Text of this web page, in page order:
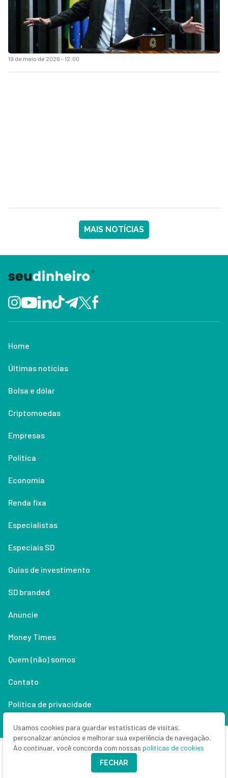
19 de maio de 2026 - 12:00
MAIS NOTÍCIAS
Home
Últimas notícias
Bolsa e dólar
Criptomoedas
Empresas
Política
Economia
Renda fixa
Especialistas
Especiais SD
Guias de investimento
SD branded
Anuncie
Money Times
Quem (não) somos
Contato
Política de privacidade
Lifestyle
Copyright © 2026 Seu Dinheiro. Todos os direitos reservados.
CNPJ: 33.523.405/0001-63
Usamos cookies para guardar estatísticas de visitas,
personalizar anúncios e melhorar sua experiência de navegação.
Ao continuar, você concorda com nossas políticas de cookies
FECHAR